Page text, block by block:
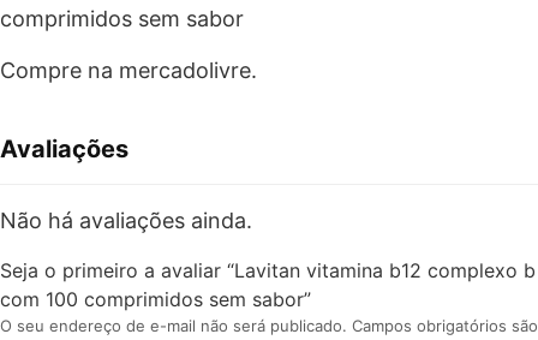
comprimidos sem sabor
Compre na mercadolivre.
Avaliações
Não há avaliações ainda.
Seja o primeiro a avaliar “Lavitan vitamina b12 complexo b
com 100 comprimidos sem sabor”
O seu endereço de e-mail não será publicado. Campos obrigatórios são